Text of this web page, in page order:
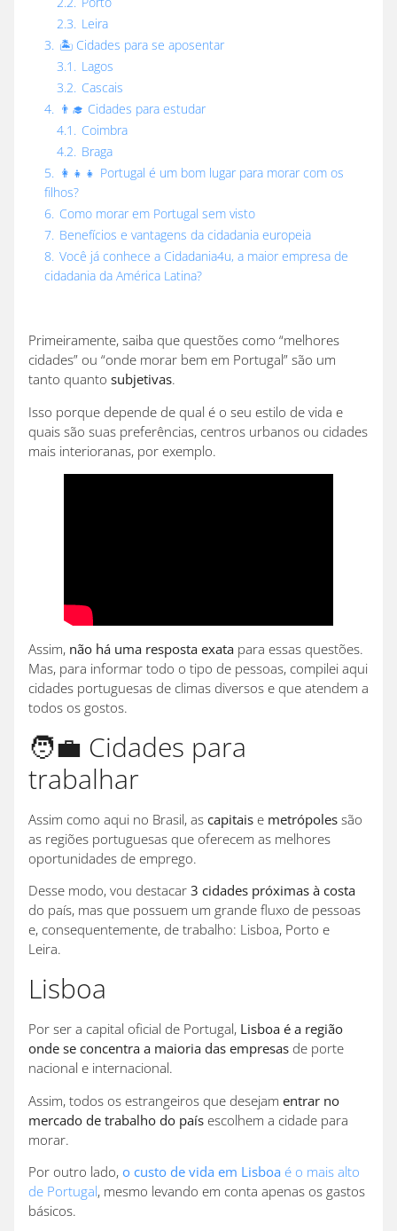
2.3. Leira
3. 🏝️ Cidades para se aposentar
3.1. Lagos
3.2. Cascais
4. 👨‍🎓 Cidades para estudar
4.1. Coimbra
4.2. Braga
5. 👩‍👧‍👧 Portugal é um bom lugar para morar com os
filhos?
6. Como morar em Portugal sem visto
7. Benefícios e vantagens da cidadania europeia
8. Você já conhece a Cidadania4u, a maior empresa de
cidadania da América Latina?
Primeiramente, saiba que questões como “melhores
cidades” ou “onde morar bem em Portugal” são um
tanto quanto subjetivas.
Isso porque depende de qual é o seu estilo de vida e
quais são suas preferências, centros urbanos ou cidades
mais interioranas, por exemplo.
Assim, não há uma resposta exata para essas questões.
Mas, para informar todo o tipo de pessoas, compilei aqui
cidades portuguesas de climas diversos e que atendem a
todos os gostos.
🧑‍💼 Cidades para
trabalhar
Assim como aqui no Brasil, as capitais e metrópoles são
as regiões portuguesas que oferecem as melhores
oportunidades de emprego.
Desse modo, vou destacar 3 cidades próximas à costa
do país, mas que possuem um grande fluxo de pessoas
e, consequentemente, de trabalho: Lisboa, Porto e
Leira.
Lisboa
Por ser a capital oficial de Portugal, Lisboa é a região
onde se concentra a maioria das empresas de porte
nacional e internacional.
Assim, todos os estrangeiros que desejam entrar no
mercado de trabalho do país escolhem a cidade para
morar.
Por outro lado, o custo de vida em Lisboa é o mais alto
de Portugal, mesmo levando em conta apenas os gastos
básicos.